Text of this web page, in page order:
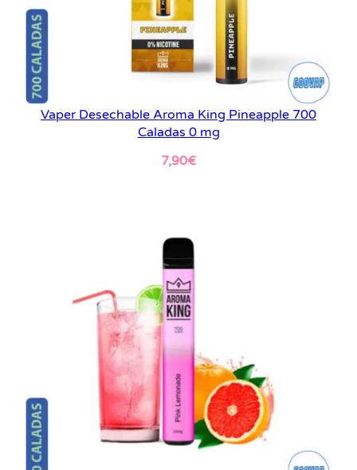
Vaper Desechable Aroma King Pineapple 700
Caladas 0 mg
7,90€